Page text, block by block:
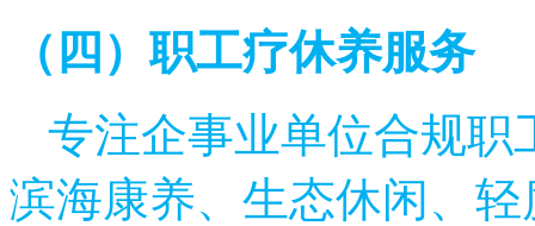
（四）职工疗休养服务
专注企事业单位合规职
滨海康养、生态休闲、